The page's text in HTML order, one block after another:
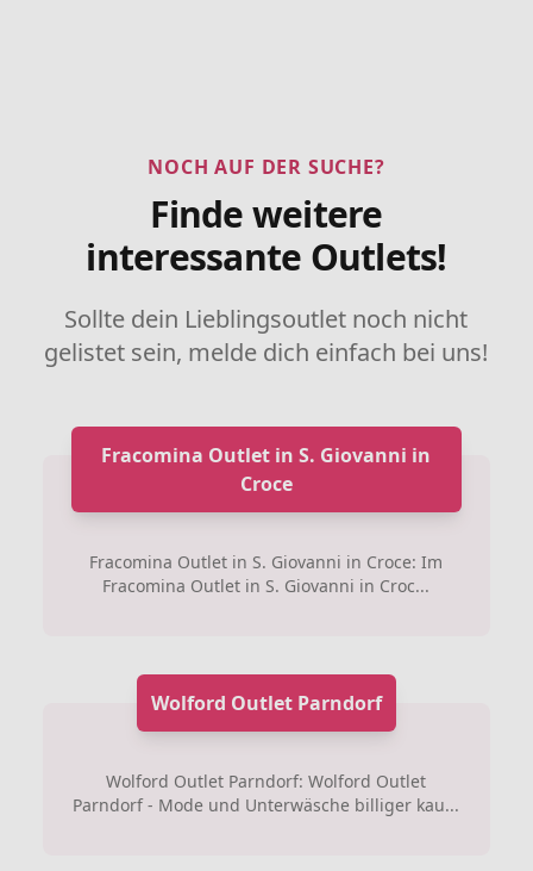
NOCH AUF DER SUCHE?
Finde weitere
interessante Outlets!
Sollte dein Lieblingsoutlet noch nicht
gelistet sein, melde dich einfach bei uns!
Fracomina Outlet in S. Giovanni in
Croce
Fracomina Outlet in S. Giovanni in Croce: Im
Fracomina Outlet in S. Giovanni in Croc...
Wolford Outlet Parndorf
Wolford Outlet Parndorf: Wolford Outlet
Parndorf - Mode und Unterwäsche billiger kau...